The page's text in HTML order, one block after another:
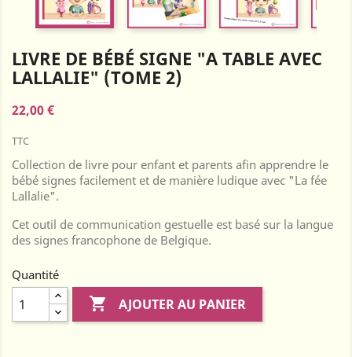
LIVRE DE BÉBÉ SIGNE "A TABLE AVEC
LALLALIE" (TOME 2)
22,00 €
TTC
Collection de livre pour enfant et parents afin apprendre le
bébé signes facilement et de manière ludique avec "La fée
Lallalie".
Cet outil de communication gestuelle est basé sur la langue
des signes francophone de Belgique.
Quantité
 AJOUTER AU PANIER